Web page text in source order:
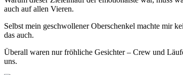
auch auf allen Vieren.
Selbst mein geschwollener Oberschenkel machte mir
das auch.
Überall waren nur fröhliche Gesichter – Crew und
uns.